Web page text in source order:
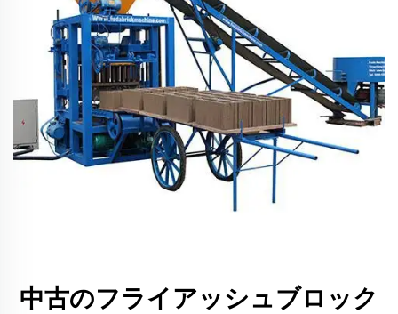
中古のフライアッシュブロック